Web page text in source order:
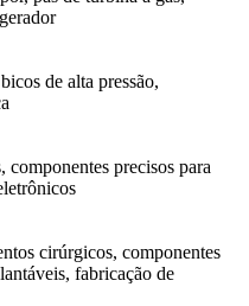
de alta pressão,
componentes precisos para
cirúrgicos, componentes
fabricação de